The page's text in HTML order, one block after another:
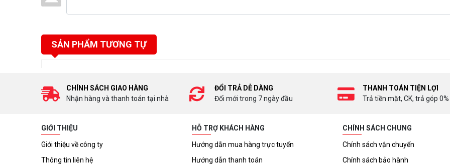
SẢN PHẨM TƯƠNG TỰ
CHÍNH SÁCH GIAO HÀNG
Nhận hàng và thanh toán tại nhà
ĐỔI TRẢ DỄ DÀNG
Đổi mới trong 7 ngày đầu
THANH TOÁN TIỆN LỢI
Trả tiền mặt, CK, trả góp 0%
GIỚI THIỆU
Giới thiệu về công ty
Thông tin liên hệ
HỖ TRỢ KHÁCH HÀNG
Hướng dẫn mua hàng trực tuyến
Hướng dẫn thanh toán
CHÍNH SÁCH CHUNG
Chính sách vận chuyển
Chính sách bảo hành